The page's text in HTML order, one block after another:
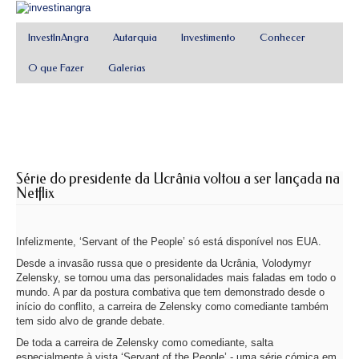
InvestInAngra Autarquia Investimento Conhecer
O que Fazer Galerias
Série do presidente da Ucrânia voltou a ser lançada na
Netflix
Infelizmente, ‘Servant of the People’ só está disponível nos EUA.
Desde a invasão russa que o presidente da Ucrânia, Volodymyr
Zelensky, se tornou uma das personalidades mais faladas em todo o
mundo. A par da postura combativa que tem demonstrado desde o
início do conflito, a carreira de Zelensky como comediante também
tem sido alvo de grande debate.
De toda a carreira de Zelensky como comediante, salta